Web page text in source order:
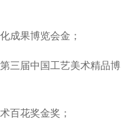
成果博览会金；
三届中国工艺美术精品博
百花奖金奖；